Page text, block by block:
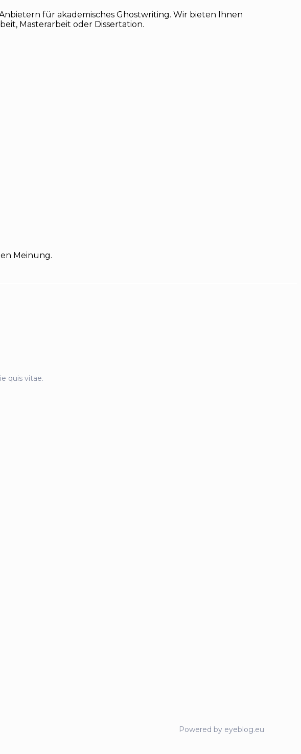
für akademisches Ghostwriting. Wir bieten Ihnen
Masterarbeit oder Dissertation.
Meinung.
quis vitae.
Powered by eyeblog.eu